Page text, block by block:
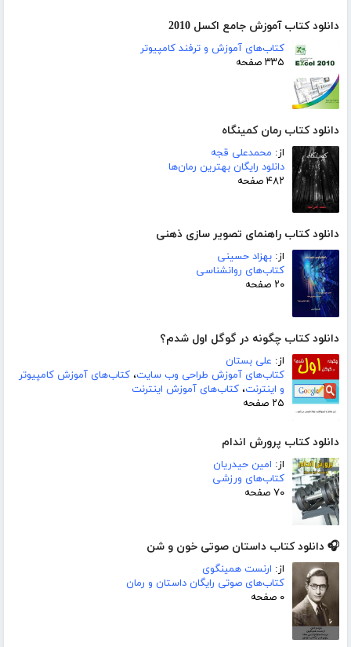
دانلود کتاب آموزش جامع اکسل 2010
کتاب‌های آموزش و ترفند کامپیوتر
۳۳۵ صفحه
دانلود کتاب رمان کمینگاه
از: محمدعلی قجه
دانلود رایگان بهترین رمان‌ها
۴۸۲ صفحه
دانلود کتاب راهنمای تصویر سازی ذهنی
از: بهزاد حسینی
کتاب‌های روانشناسی
۲۰ صفحه
دانلود کتاب چگونه در گوگل اول شدم؟
از: علی بستان
کتاب‌های آموزش طراحی وب سایت، کتاب‌های آموزش کامپیوتر
و اینترنت، کتاب‌های آموزش اینترنت
۲۵ صفحه
دانلود کتاب پرورش اندام
از: امین حیدریان
کتاب‌های ورزشی
۷۰ صفحه
🎧 دانلود کتاب داستان صوتی خون و شن
از: ارنست همینگوی
کتاب‌های صوتی رایگان داستان و رمان
۰ صفحه